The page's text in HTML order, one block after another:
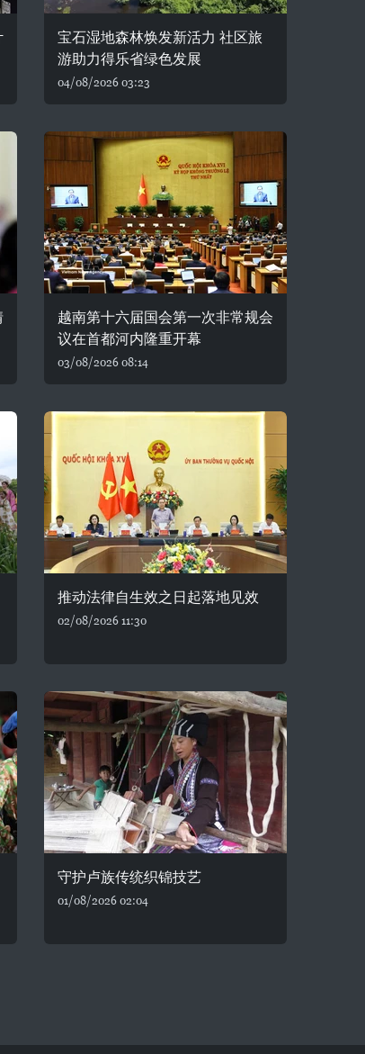
宝石湿地森林焕发新活力 社区旅
游助力得乐省绿色发展
04/08/2026 03:23
越南第十六届国会第一次非常规会
议在首都河内隆重开幕
03/08/2026 08:14
推动法律自生效之日起落地见效
02/08/2026 11:30
守护卢族传统织锦技艺
01/08/2026 02:04